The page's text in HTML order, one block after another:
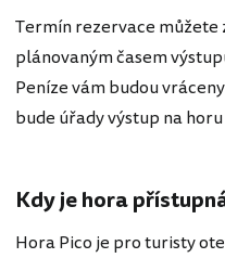
Termín rezervace můžete
plánovaným časem
Peníze vám budou
bude úřady výstup na
Kdy je hora
Hora Pico je pro turisty